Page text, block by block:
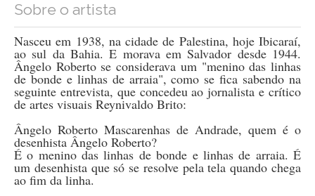
Sobre o artista
Nasceu em 1938, na cidade de Palestina, hoje Ibicaraí,
ao sul da Bahia. E morava em Salvador desde 1944.
Ângelo Roberto se considerava um "menino das linhas
de bonde e linhas de arraia", como se fica sabendo na
seguinte entrevista, que concedeu ao jornalista e crítico
de artes visuais Reynivaldo Brito:
Ângelo Roberto Mascarenhas de Andrade, quem é o
desenhista Ângelo Roberto?
É o menino das linhas de bonde e linhas de arraia. É
um desenhista que só se resolve pela tela quando chega
ao fim da linha.